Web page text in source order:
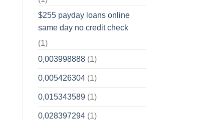
$255 payday loans online
same day no credit check
(1)
0,003998888(1)
0,005426304(1)
0,015343589(1)
0,028397294(1)